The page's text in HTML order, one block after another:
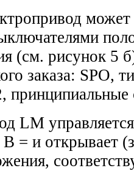
(см. рисунок 5
заказа: SPO,
LM
= и открывает